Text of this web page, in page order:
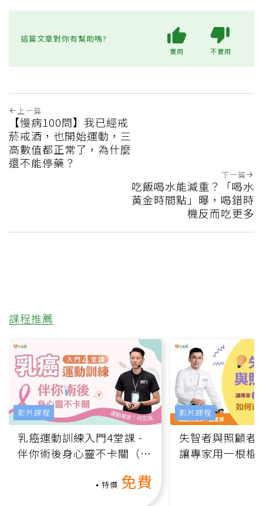
這篇文章對你有幫助嗎?
實用 不實用
上一篇
【慢病100問】我已經戒
菸戒酒，也開始運動，三
高數值都正常了，為什麼
還不能停藥？
下一篇
吃飯喝水能減重？「喝水
黃金時間點」曝，喝錯時
機反而吃更多
課程推薦
乳癌運動訓練入門4堂課 -
伴你術後身心靈不卡關（線
特價 免費
影片課程
失智者與照顧者
讓專家用一根棍
影片課程